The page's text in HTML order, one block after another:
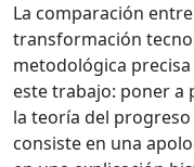
La comparación
transformación
metodológica
este trabajo: poner a
la teoría del
consiste en una